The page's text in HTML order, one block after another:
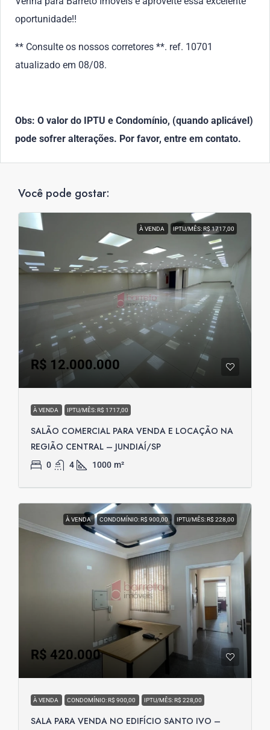
oportunidade!!
** Consulte os nossos corretores **. ref. 10701
atualizado em 08/08.
Obs: O valor do IPTU e Condomínio, (quando aplicável)
pode sofrer alterações. Por favor, entre em contato.
Você pode gostar:
À VENDA IPTU/MÊS: R$ 1717,00
R$ 12.000.000
À VENDA IPTU/MÊS: R$ 1717,00
SALÃO COMERCIAL PARA VENDA E LOCAÇÃO NA
REGIÃO CENTRAL – JUNDIAÍ/SP
0 4 1000 m²
À VENDA CONDOMÍNIO: R$ 900,00 IPTU/MÊS: R$ 228,00
R$ 420.000
À VENDA CONDOMÍNIO: R$ 900,00 IPTU/MÊS: R$ 228,00
SALA PARA VENDA NO EDIFÍCIO SANTO IVO –